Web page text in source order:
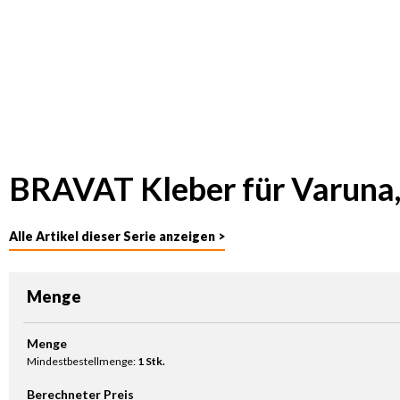
BRAVAT Kleber für
Alle Artikel dieser Serie anzeigen >
Menge
Produkt Anzahl: Gib den gewünschten Wert ein oder benutze die
Menge
Mindestbestellmenge: 1 Stk.
Berechneter Preis